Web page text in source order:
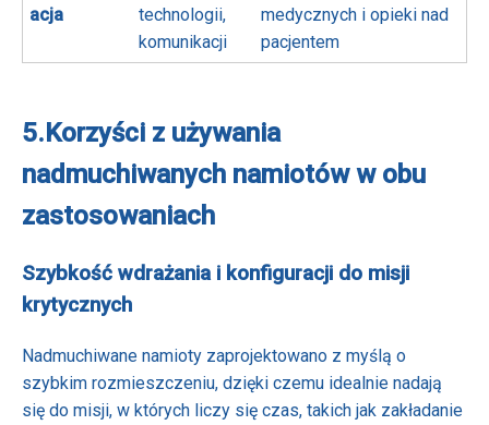
acja
technologii,
komunikacji
medycznych i opieki nad
pacjentem
5. Korzyści z używania
nadmuchiwanych namiotów w obu
zastosowaniach
Szybkość wdrażania i konfiguracji do misji
krytycznych
Nadmuchiwane namioty zaprojektowano z myślą o
szybkim rozmieszczeniu, dzięki czemu idealnie nadają
się do misji, w których liczy się czas, takich jak zakładanie